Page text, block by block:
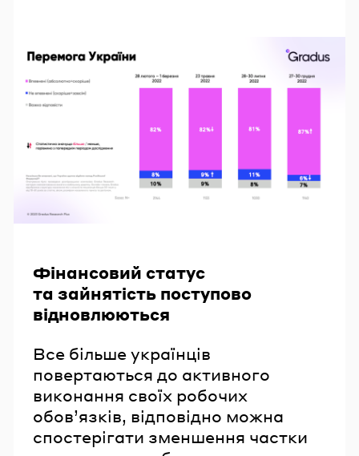
Фінансовий статус
та зайнятість поступово
відновлюються
Все більше українців
повертаються до активного
виконання своїх робочих
обов’язків, відповідно можна
спостерігати зменшення частки